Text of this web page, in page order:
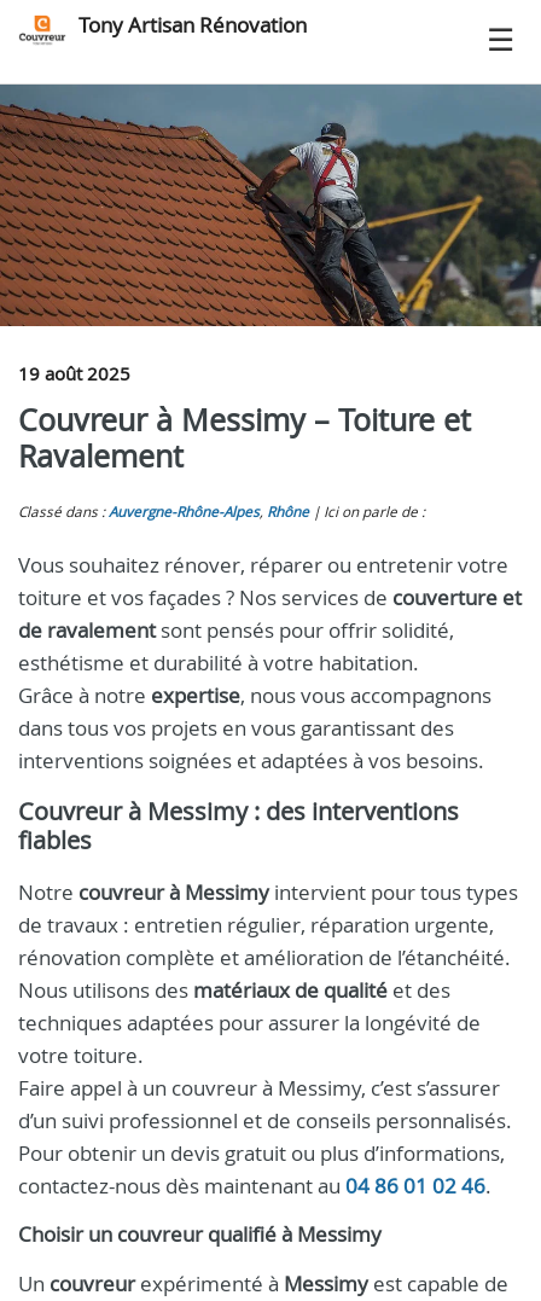
Tony Artisan Rénovation
19 août 2025
Couvreur à Messimy – Toiture et
Ravalement
Classé dans :Auvergne-Rhône-Alpes, Rhône Ici on parle de :
Vous souhaitez rénover, réparer ou entretenir votre
toiture et vos façades ? Nos services de couverture et
de ravalementsont pensés pour offrir solidité,
esthétisme et durabilité à votre habitation.
Grâce à notre expertise, nous vous accompagnons
dans tous vos projets en vous garantissant des
interventions soignées et adaptées à vos besoins.
Couvreur à Messimy : des interventions
fiables
Notre couvreur à Messimyintervient pour tous types
de travaux : entretien régulier, réparation urgente,
rénovation complète et amélioration de l’étanchéité.
Nous utilisons des matériaux de qualité et des
techniques adaptées pour assurer la longévité de
votre toiture.
Faire appel à un couvreur à Messimy, c’est s’assurer
d’un suivi professionnel et de conseils personnalisés.
Pour obtenir un devis gratuit ou plus d’informations,
contactez-nous dès maintenant au 04 86 01 02 46.
Choisir un couvreur qualifié à Messimy
Un couvreurexpérimenté à Messimyest capable de